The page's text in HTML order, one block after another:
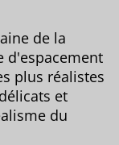
de la
d'espacement
plus réalistes
et
du